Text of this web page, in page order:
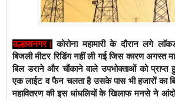
उल्हासनगर। कोरोना महामारी के दौरान लगे
बिजली मीटर रिडिंग नहीं ली गई जिस कारण अगस्त
बिल डराने और चौंकाने वाले उपभोक्ताओं को
एक लाईट व फैन चलता है उसके पास भी हजारों का
महावितरण की इस धांधलियों के खिलाफ मनसे ने